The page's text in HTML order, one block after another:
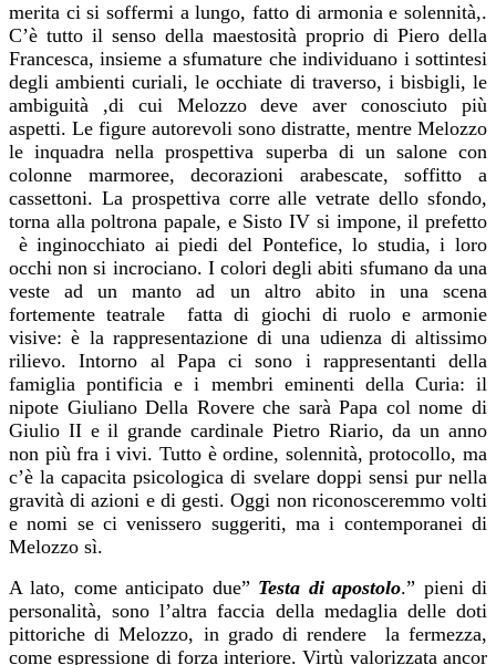
merita ci si soffermi a lungo, fatto di armonia e solennità,.
C’è tutto il senso della maestosità proprio di Piero della
Francesca, insieme a sfumature che individuano i sottintesi
degli ambienti curiali, le occhiate di traverso, i bisbigli, le
ambiguità ,di cui Melozzo deve aver conosciuto più
aspetti. Le figure autorevoli sono distratte, mentre Melozzo
le inquadra nella prospettiva superba di un salone con
colonne marmoree, decorazioni arabescate, soffitto a
cassettoni. La prospettiva corre alle vetrate dello sfondo,
torna alla poltrona papale, e Sisto IV si impone, il prefetto
è inginocchiato ai piedi del Pontefice, lo studia, i loro
occhi non si incrociano. I colori degli abiti sfumano da una
veste ad un manto ad un altro abito in una scena
fortemente teatrale fatta di giochi di ruolo e armonie
visive: è la rappresentazione di una udienza di altissimo
rilievo. Intorno al Papa ci sono i rappresentanti della
famiglia pontificia e i membri eminenti della Curia: il
nipote Giuliano Della Rovere che sarà Papa col nome di
Giulio II e il grande cardinale Pietro Riario, da un anno
non più fra i vivi. Tutto è ordine, solennità, protocollo, ma
c’è la capacita psicologica di svelare doppi sensi pur nella
gravità di azioni e di gesti. Oggi non riconosceremmo volti
e nomi se ci venissero suggeriti, ma i contemporanei di
Melozzo sì.
A lato, come anticipato due” Testa di apostolo.” pieni di
personalità, sono l’altra faccia della medaglia delle doti
pittoriche di Melozzo, in grado di rendere la fermezza,
come espressione di forza interiore. Virtù valorizzata ancor